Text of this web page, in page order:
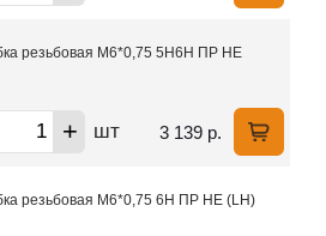
резьбовая М6*0,75 5Н6Н ПР НЕ
+ шт 3 139 р.
резьбовая М6*0,75 6Н ПР НЕ (LH)